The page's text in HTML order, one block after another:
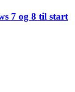
7 og 8 til start